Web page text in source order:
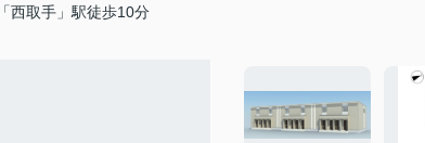
西取手」駅徒歩10分